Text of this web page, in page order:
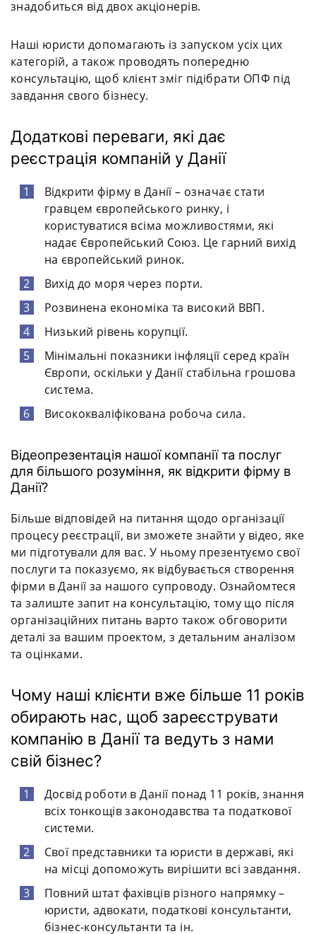
знадобиться від двох акціонерів.
Наші юристи допомагають із запуском усіх цих
категорій, а також проводять попередню
консультацію, щоб клієнт зміг підібрати ОПФ під
завдання свого бізнесу.
Додаткові переваги, які дає
реєстрація компаній у Данії
Відкрити фірму в Данії – означає стати
гравцем європейського ринку, і
користуватися всіма можливостями, які
надає Європейський Союз. Це гарний вихід
на європейський ринок.
Вихід до моря через порти.
Розвинена економіка та високий ВВП.
Низький рівень корупції.
Мінімальні показники інфляції серед країн
Європи, оскільки у Данії стабільна грошова
система.
Висококваліфікована робоча сила.
Відеопрезентація нашої компанії та послуг
для більшого розуміння, як відкрити фірму в
Данії?
Більше відповідей на питання щодо організації
процесу реєстрації, ви зможете знайти у відео, яке
ми підготували для вас. У ньому презентуємо свої
послуги та показуємо, як відбувається створення
фірми в Данії за нашого супроводу. Ознайомтеся
та залиште запит на консультацію, тому що після
організаційних питань варто також обговорити
деталі за вашим проектом, з детальним аналізом
та оцінками.
Чому наші клієнти вже більше 11 років
обирають нас, щоб зареєструвати
компанію в Данії та ведуть з нами
свій бізнес?
Досвід роботи в Данії понад 11 років, знання
всіх тонкощів законодавства та податкової
системи.
Свої представники та юристи в державі, які
на місці допоможуть вирішити всі завдання.
Повний штат фахівців різного напрямку –
юристи, адвокати, податкові консультанти,
бізнес-консультанти та ін.